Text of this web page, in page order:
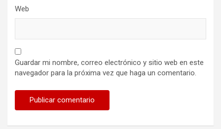
Web
Guardar mi nombre, correo electrónico y sitio web en este
navegador para la próxima vez que haga un comentario.